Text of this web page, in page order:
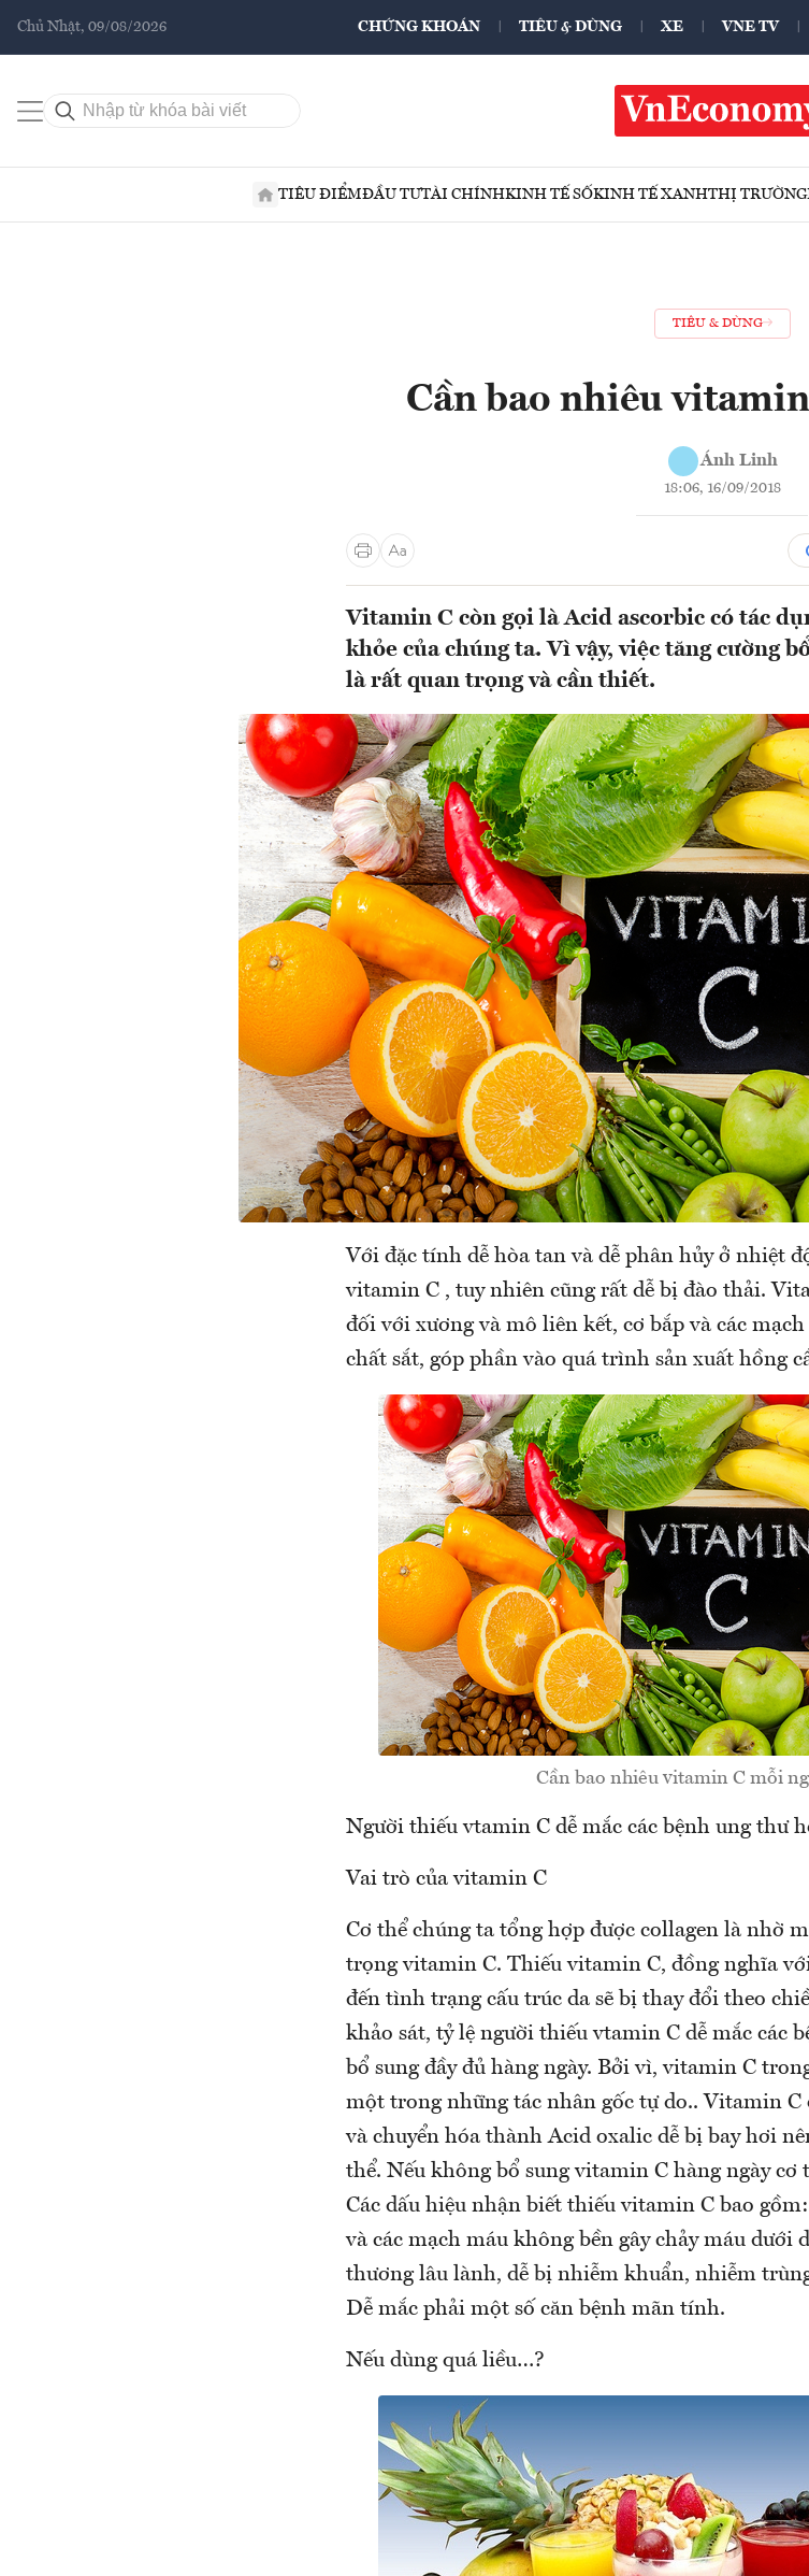
Chủ Nhật, 09/08/2026 CHỨNG KHOÁN TIÊU & DÙNG XE VNE TV
TIÊU ĐIỂMĐẦU TƯTÀI CHÍNHKINH TẾ SỐKINH TẾ XANHTHỊ TRƯỜNG
TIÊU & DÙNG
Cần bao nhiêu
Ánh Linh
18:06, 16/09/2018
Vitamin C còn gọi là Acid ascorbic có tác
khỏe của chúng ta. Vì vậy, việc tăng cường
là rất quan trọng và cần thiết.
Với đặc tính dễ hòa tan và dễ phân hủy ở nhiệt
vitamin C , tuy nhiên cũng rất dễ bị đào thải.
đối với xương và mô liên kết, cơ bắp và các
chất sắt, góp phần vào quá trình sản xuất hồng
Cần bao nhiêu vitamin C mỗi
Người thiếu vtamin C dễ mắc các bệnh ung thư
Vai trò của vitamin C
Cơ thể chúng ta tổng hợp được collagen là nhờ
trọng vitamin C. Thiếu vitamin C, đồng nghĩa
đến tình trạng cấu trúc da sẽ bị thay đổi theo
khảo sát, tỷ lệ người thiếu vtamin C dễ mắc các
bổ sung đầy đủ hàng ngày. Bởi vì, vitamin C
một trong những tác nhân gốc tự do.. Vitamin C
và chuyển hóa thành Acid oxalic dễ bị bay hơi
thể. Nếu không bổ sung vitamin C hàng ngày cơ
Các dấu hiệu nhận biết thiếu vitamin C bao
và các mạch máu không bền gây chảy máu
thương lâu lành, dễ bị nhiễm khuẩn, nhiễm
Dễ mắc phải một số căn bệnh mãn tính.
Nếu dùng quá liều…?